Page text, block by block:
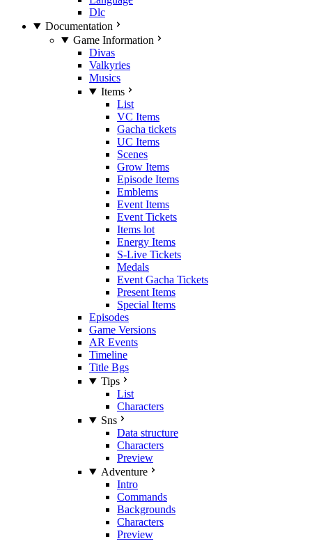
Dlc
Documentation
Game Information
Divas
Valkyries
Musics
Items
List
VC Items
Gacha tickets
UC Items
Scenes
Grow Items
Episode Items
Emblems
Event Items
Event Tickets
Items lot
Energy Items
S-Live Tickets
Medals
Event Gacha Tickets
Present Items
Special Items
Episodes
Game Versions
AR Events
Timeline
Title Bgs
Tips
List
Characters
Sns
Data structure
Characters
Preview
Adventure
Intro
Commands
Backgrounds
Characters
Preview